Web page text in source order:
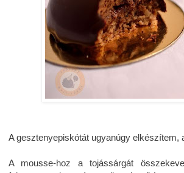
A gesztenyepiskótát ugyanúgy elkészítem,
A mousse-hoz a tojássárgát